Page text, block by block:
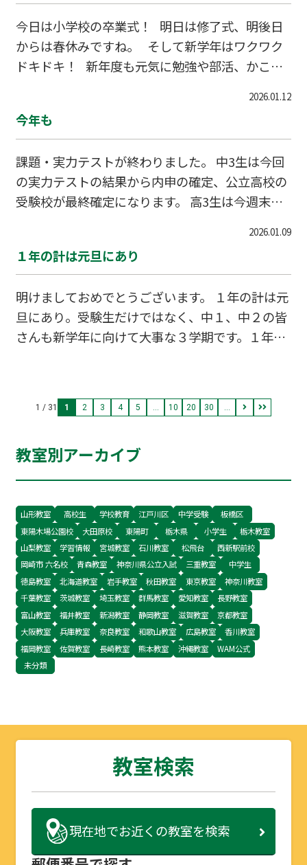
わっていきます。この日々の習慣を修練していく
という勉強法に勝るものはありません。 自学習
が習慣になっていない人は一日のルーティンに組
み込んでテキストを開くことからです。日課にす
る、行動が絶対に先です、気持ちは後からついて
くるもの、やる気に頼っても三日坊主になるのが
人間です。習慣化出来ればやる気
今日は小学校の卒業式！ 明日は修了式、明後日
からは春休みですね。 そして新学年はワクワク
ドキドキ！ 新年度も元気に勉強や部活、かこく
に隣で寄り添ってあなたの支えになってくれる先
生がいるのが塾ですよね。 新年度生募集中で
す。学習相談でもOKです。まずは気兼ねなくお問
合せください。 個別指導WAM備後校 田崎 TE
L079-427-5560
2026.01.12
今年も
課題・実力テストが終わりました。 中3生は今回
の実力テストの結果から内申の確定、公立高校の
受験校が最終確定になります。 高3生は今週末は
なります。 非受験生は2月後半の学年末テストに
向けて頑張っていきましょう。 テストは覚えるこ
き物、理解して覚えていないと答えられないこと
もあります。 AIの時代になり、知識を問うテスト
に疑問を持つこともあるかもしれませんが、自分
現代は溢れる程の情報が飛び交い、真偽の判断に
迷うことが
2026.01.09
１年の計は元旦にあり
明けましておめでとうございます。 １年の計は元
旦にあり。受験生だけではなく、中１、中２の皆
さんも新学年に向けて大事な３学期です。１年間
気軽にお電話下さい。
1 / 31 1 2 3 4 5 ... 10 20 30 ...
教室別アーカイブ
山形教室 高校生 学校教育 江戸川区 中学受験
板橋区
東陽木場公園校
大田原校 東陽町 栃木県 小学生
栃木教室
山梨教室
学習情報 宮城教室 石川教室 松飛台
西新駅前校
岡崎市 六名校
青森教室 神奈川県公立入試 三重教室
中学生
徳島教室
北海道教室 岩手教室 秋田教室 東京教室
神奈川教室
千葉教室
茨城教室 埼玉教室 群馬教室 愛知教室
長野教室
富山教室
福井教室 新潟教室 静岡教室 滋賀教室
京都教室
大阪教室
兵庫教室 奈良教室 和歌山教室 広島教室
香川教室
福岡教室
佐賀教室 長崎教室 熊本教室 沖縄教室
WAM公式
未分類
教室検索
現在地でお近くの教室を検索